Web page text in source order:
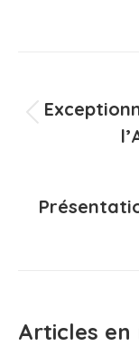
article
Articles